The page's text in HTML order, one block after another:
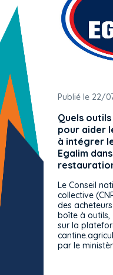
Publié le 22/
Quels
pour aider
à intégrer
Egalim
Le Conseil
collective
des
boîte à outils,
sur la
par le